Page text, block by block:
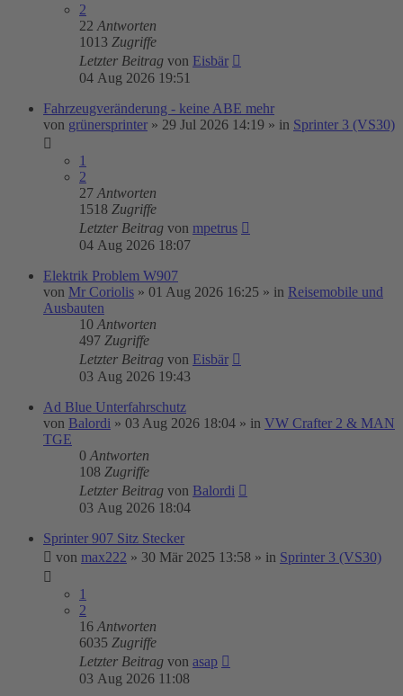
2
22 Antworten
1013 Zugriffe
Letzter Beitrag von Eisbär
04 Aug 2026 19:51
Fahrzeugveränderung - keine ABE mehr
von grünersprinter » 29 Jul 2026 14:19 » in Sprinter 3 (VS30)
1
2
27 Antworten
1518 Zugriffe
Letzter Beitrag von mpetrus
04 Aug 2026 18:07
Elektrik Problem W907
von Mr Coriolis » 01 Aug 2026 16:25 » in Reisemobile und
Ausbauten
10 Antworten
497 Zugriffe
Letzter Beitrag von Eisbär
03 Aug 2026 19:43
Ad Blue Unterfahrschutz
von Balordi » 03 Aug 2026 18:04 » in VW Crafter 2 & MAN
TGE
0 Antworten
108 Zugriffe
Letzter Beitrag von Balordi
03 Aug 2026 18:04
Sprinter 907 Sitz Stecker
von max222 » 30 Mär 2025 13:58 » in Sprinter 3 (VS30)
1
2
16 Antworten
6035 Zugriffe
Letzter Beitrag von asap
03 Aug 2026 11:08